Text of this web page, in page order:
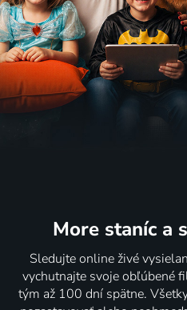
More staníc a
Sledujte online živé
vychutnajte svoje obľúbené
tým až 100 dní spätne.